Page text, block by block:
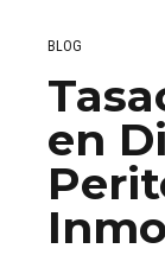
BLOG
en